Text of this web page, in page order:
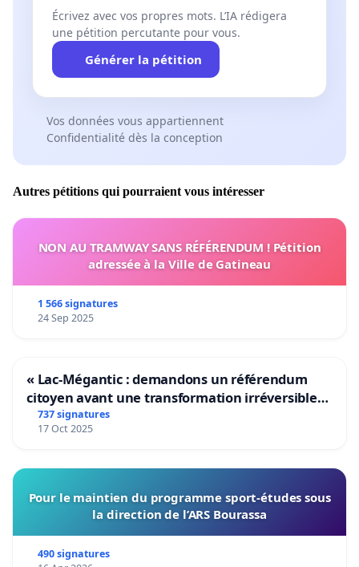
Écrivez avec vos propres mots. L’IA rédigera
une pétition percutante pour vous.
Générer la pétition
Vos données vous appartiennent
Confidentialité dès la conception
Autres pétitions qui pourraient vous intéresser
NON AU TRAMWAY SANS RÉFÉRENDUM ! Pétition
adressée à la Ville de Gatineau
1 566 signatures
24 Sep 2025
« Lac-Mégantic : demandons un référendum
citoyen avant une transformation irréversible
de notre territoire »
737 signatures
17 Oct 2025
Pour le maintien du programme sport-études sous
la direction de l’ARS Bourassa
490 signatures